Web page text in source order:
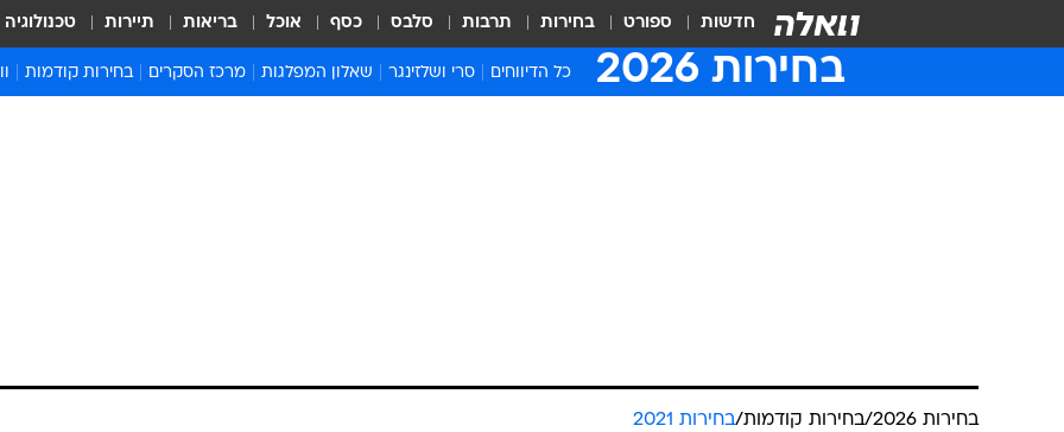
חדשות ספורט בחירות תרבות סלבס כסף אוכל בריאות תיירות טכנולוגיה
בחירות 2026 כל הדיווחים סרי ושלזינגר שאלון המפלגות מרכז הסקרים בחירות קודמות
בחירות 2026 /בחירות קודמות/בחירות 2021